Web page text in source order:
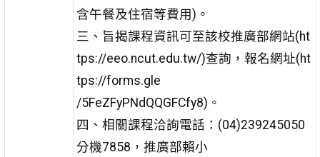
含午餐及住宿等費用)。
三、旨揭課程資訊可至該校推廣部網站(ht
tps://eeo.ncut.edu.tw/)查詢，報名網址(ht
tps://forms.gle
/5FeZFyPNdQQGFCfy8)。
四、相關課程洽詢電話：(04)239245050
分機7858，推廣部賴小